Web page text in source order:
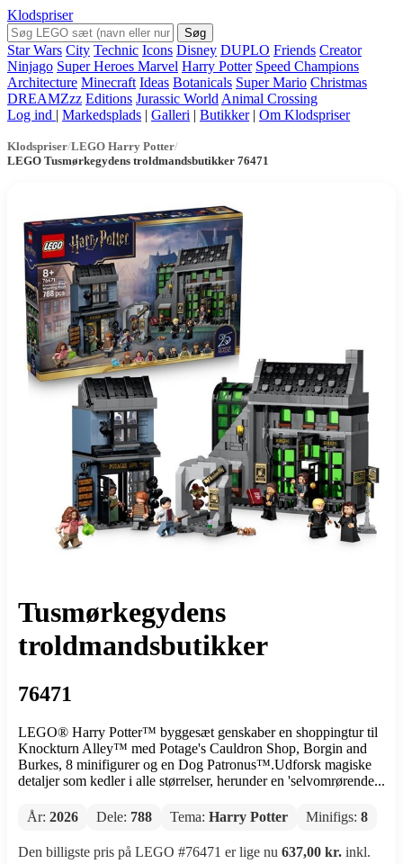
Klodspriser
Søg
Star Wars City Technic Icons Disney DUPLO Friends Creator
Ninjago Super Heroes Marvel Harry Potter Speed Champions
Architecture Minecraft Ideas Botanicals Super Mario Christmas
DREAMZzz Editions Jurassic World Animal Crossing
Log ind | Markedsplads | Galleri | Butikker | Om Klodspriser
Klodspriser/LEGO Harry Potter/
LEGO Tusmørkegydens troldmandsbutikker 76471
Tusmørkegydens
troldmandsbutikker
76471
LEGO® Harry Potter™ byggesæt genskaber en shoppingtur til
Knockturn Alley™ med Potage's Cauldron Shop, Borgin and
Burkes, 8 minifigurer og en Dog Patronus™.Udforsk magiske
detaljer som kedler i alle størrelser, herunder en 'selvomrørende...
År: 2026 Dele: 788 Tema: Harry Potter Minifigs: 8
Den billigste pris på LEGO #76471 er lige nu 637,00 kr. inkl.